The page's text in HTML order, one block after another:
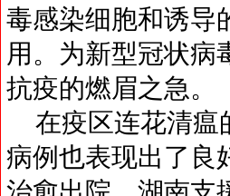
毒感染细胞和诱导
用。为新型冠状病
抗疫的燃眉之急。
在疫区连花清瘟
病例也表现出了良